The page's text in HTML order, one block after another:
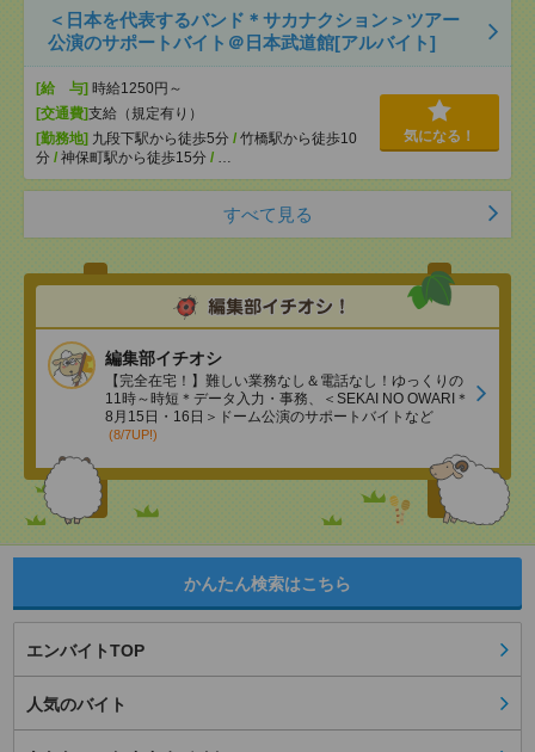
＜日本を代表するバンド＊サカナクション＞ツアー
公演のサポートバイト＠日本武道館[アルバイト]
[給 与] 時給1250円～
[交通費]支給（規定有り）
[勤務地] 九段下駅から徒歩5分 / 竹橋駅から徒歩10
分 / 神保町駅から徒歩15分 / …
気になる！
すべて見る
編集部イチオシ
【完全在宅！】難しい業務なし＆電話なし！ゆっくりの
11時～時短＊データ入力・事務、＜SEKAI NO OWARI＊
8月15日・16日＞ドーム公演のサポートバイトなど
(8/7UP!)
かんたん検索はこちら
エンバイトTOP
人気のバイト